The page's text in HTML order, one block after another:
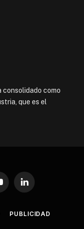
consolidado como
que es el
LinkedIn
PUBLICIDAD